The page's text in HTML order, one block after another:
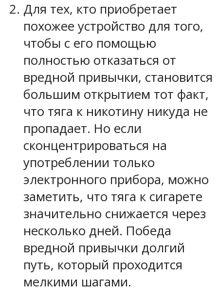
Для тех, кто приобретает
похожее устройство для того,
чтобы с его помощью
полностью отказаться от
вредной привычки, становится
большим открытием тот факт,
что тяга к никотину никуда не
пропадает. Но если
сконцентрироваться на
употреблении только
электронного прибора, можно
заметить, что тяга к сигарете
значительно снижается через
несколько дней. Победа
вредной привычки долгий
путь, который проходится
мелкими шагами.